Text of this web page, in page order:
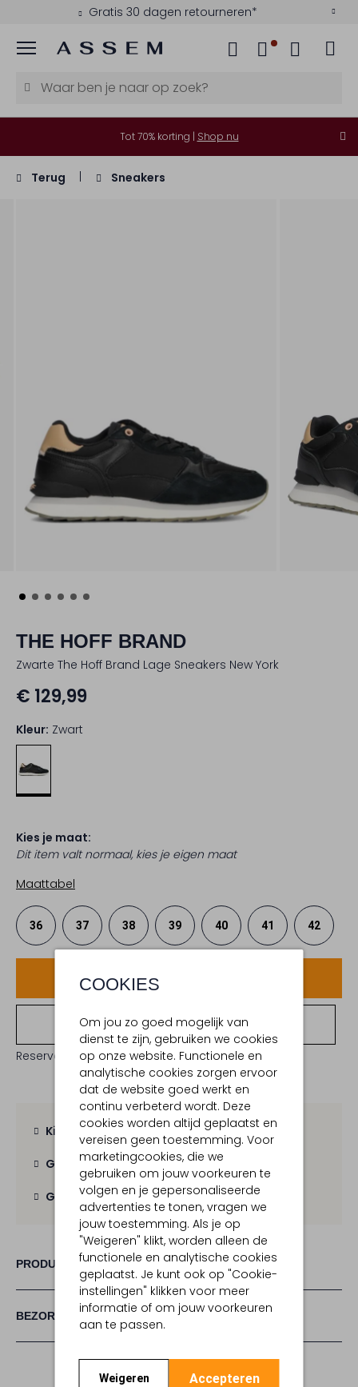
Gratis 30 dagen retourneren*
Menu
COOKIES
Om jou zo goed mogelijk van
dienst te zijn, gebruiken we cookies
op onze website. Functionele en
analytische cookies zorgen ervoor
dat de website goed werkt en
continu verbeterd wordt. Deze
cookies worden altijd geplaatst en
vereisen geen toestemming. Voor
marketingcookies, die we
gebruiken om jouw voorkeuren te
volgen en je gepersonaliseerde
advertenties te tonen, vragen we
jouw toestemming. Als je op
"Weigeren" klikt, worden alleen de
functionele en analytische cookies
geplaatst. Je kunt ook op "Cookie-
instellingen" klikken voor meer
informatie of om jouw voorkeuren
aan te passen.
Weigeren Accepteren
Tot 70% korting | Shop nu
Terug Sneakers
THE HOFF BRAND
Zwarte The Hoff Brand Lage Sneakers New York
€ 129,99
Kleur: Zwart
Kies je maat:
Dit item valt normaal, kies je eigen maat
Maattabel
36 37 38 39 40 41 42
Voeg toe
Bekijk winkelvoorraad
Reserveer direct in een van onze 19 boutiques
Kies zelf je bezorgmoment
Gratis verzendingvanaf € 100,-
Gratis retourbinnen 30 dagen
PRODUCT INFORMATIE
BEZORGEN & RETOURNEREN